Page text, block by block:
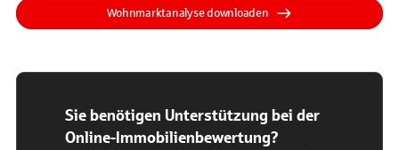
Wohnmarktanalyse downloaden
Sie benötigen Unterstützung bei der
Online-Immobilienbewertung?